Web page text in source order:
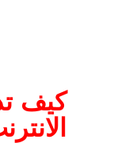
كيف